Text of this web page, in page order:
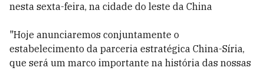
nesta sexta-feira, na cidade do leste da China
"Hoje anunciaremos conjuntamente o
estabelecimento da parceria estratégica China-Síria,
que será um marco importante na história das nossas